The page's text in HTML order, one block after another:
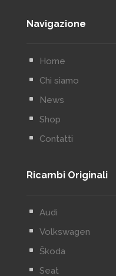
Navigazione
^ Home
^ Chi siamo
^ News
^ Shop
^ Contatti
Ricambi Originali
^ Audi
^ Volkswagen
^ Škoda
^ Seat